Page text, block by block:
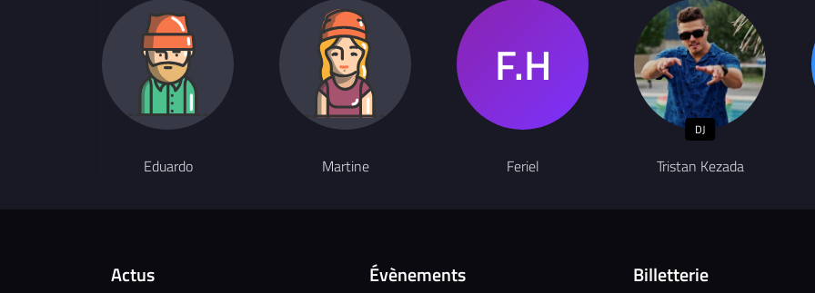
Eduardo Martine Feriel
DJ
Tristan Kezada
Actus Évènements Billetterie